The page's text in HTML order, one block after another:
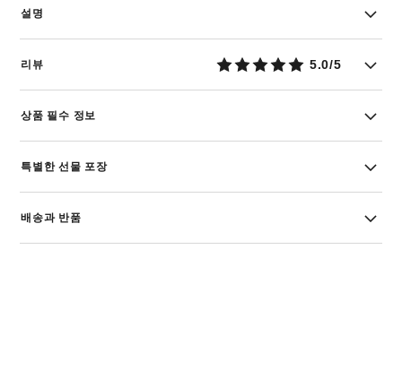
설명
리뷰 5.0/5
상품 필수 정보
특별한 선물 포장
배송과 반품